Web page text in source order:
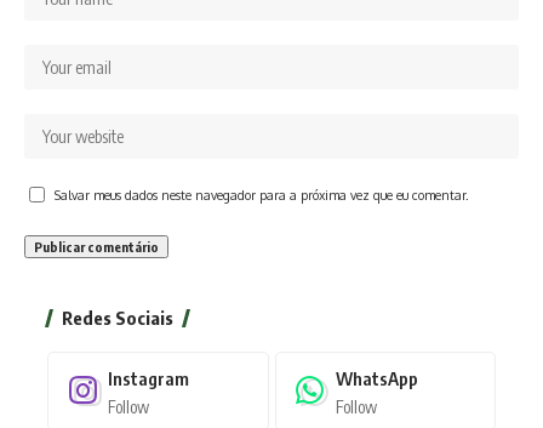
Salvar meus dados neste navegador para a próxima vez que eu comentar.
Redes Sociais
Instagram
Follow
WhatsApp
Follow